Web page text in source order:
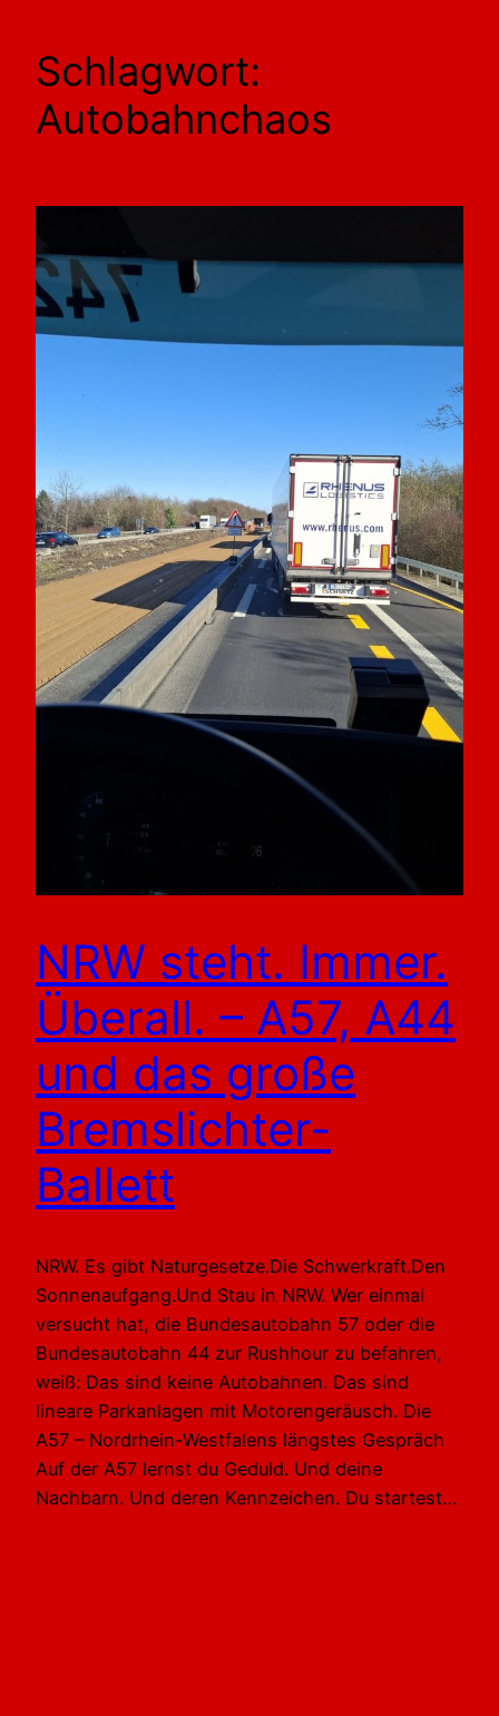
Schlagwort:
Autobahnchaos
NRW steht. Immer.
Überall. – A57, A44
und das große
Bremslichter-
Ballett
NRW. Es gibt Naturgesetze.Die Schwerkraft.Den
Sonnenaufgang.Und Stau in NRW. Wer einmal
versucht hat, die Bundesautobahn 57 oder die
Bundesautobahn 44 zur Rushhour zu befahren,
weiß: Das sind keine Autobahnen. Das sind
lineare Parkanlagen mit Motorengeräusch. Die
A57 – Nordrhein-Westfalens längstes Gespräch
Auf der A57 lernst du Geduld. Und deine
Nachbarn. Und deren Kennzeichen. Du startest…